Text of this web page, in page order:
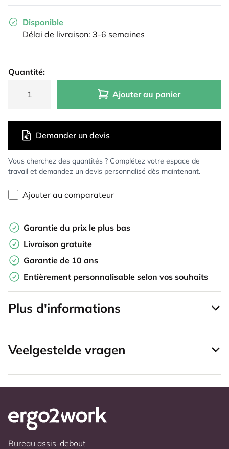
Disponible
Délai de livraison: 3-6 semaines
Quantité:
Ajouter au panier
Vous cherchez des quantités ? Complétez votre espace de
travail et demandez un devis personnalisé dès maintenant.
Demander un devis
Ajouter au comparateur
Garantie du prix le plus bas
Livraison gratuite
Garantie de 10 ans
Entièrement personnalisable selon vos souhaits
Plus d'informations
Veelgestelde vragen
Bureau assis-debout